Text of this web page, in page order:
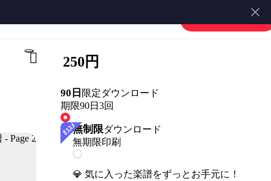
会員登録・ログイン
250円
90日 限定ダウンロード
期限90日 3回
無制限ダウンロード
無期限印刷
💎 気に入った楽譜をずっとお手元に！